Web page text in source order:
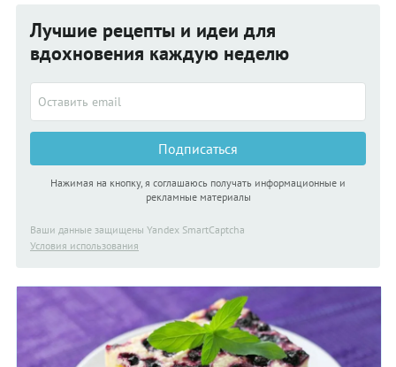
Лучшие рецепты и идеи для
вдохновения каждую неделю
Подписаться
Нажимая на кнопку, я соглашаюсь получать информационные и
рекламные материалы
Ваши данные защищены Yandex SmartCaptcha
Условия использования